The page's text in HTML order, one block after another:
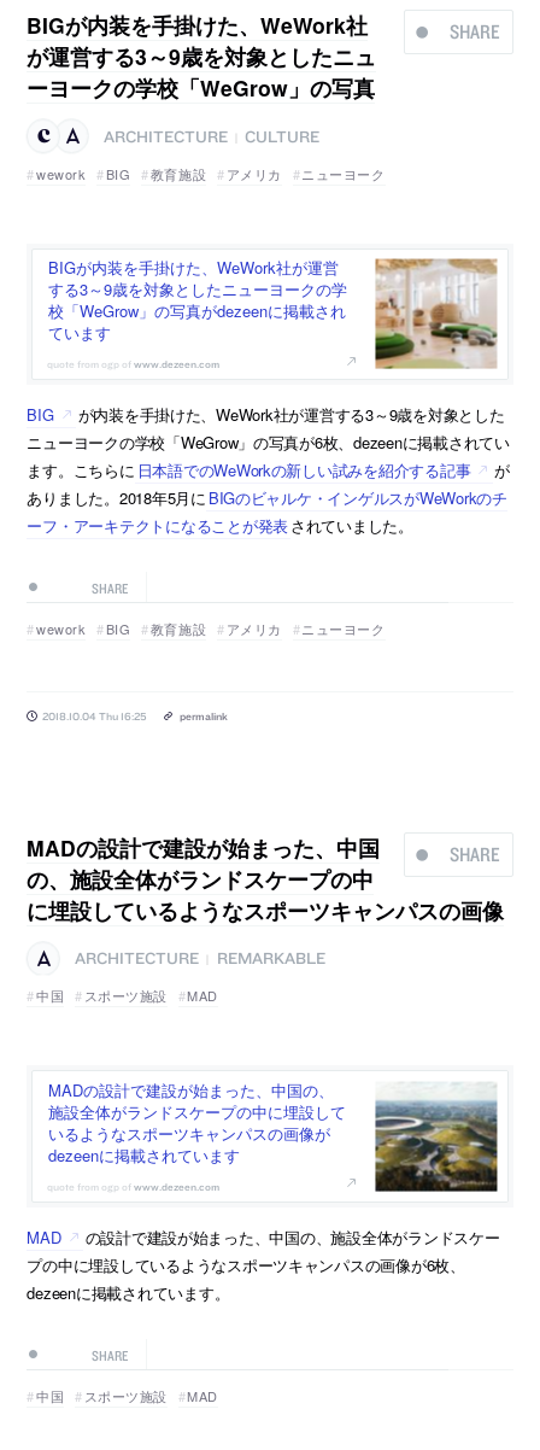
SHARE
BIGが内装を手掛けた、WeWork社
が運営する3～9歳を対象としたニュ
ーヨークの学校「WeGrow」の写真
ARCHITECTURE
CULTURE
wework
BIG 教育施設 アメリカ ニューヨーク
BIGが内装を手掛けた、WeWork社が運営
する3～9歳を対象としたニューヨークの学
校「WeGrow」の写真がdezeenに掲載され
ています
www.dezeen.com
BIG
が内装を手掛けた、WeWork社が運営する3～9歳を対象とした
ニューヨークの学校「WeGrow」の写真が6枚、dezeenに掲載されてい
ます。こちらに 日本語でのWeWorkの新しい試みを紹介する記事
が
ありました。2018年5月に BIGのビャルケ・インゲルスがWeWorkのチ
ーフ・アーキテクトになることが発表されていました。
SHARE
wework BIG 教育施設 アメリカ ニューヨーク
2018.10.04 Thu 16:25 permalink
SHARE
MADの設計で建設が始まった、中国
の、施設全体がランドスケープの中
に埋設しているようなスポーツキャンパスの画像
ARCHITECTURE
REMARKABLE
中国
スポーツ施設 MAD
MADの設計で建設が始まった、中国の、
施設全体がランドスケープの中に埋設して
いるようなスポーツキャンパスの画像が
dezeenに掲載されています
www.dezeen.com
MAD
の設計で建設が始まった、中国の、施設全体がランドスケー
プの中に埋設しているようなスポーツキャンパスの画像が6枚、
dezeenに掲載されています。
SHARE
中国 スポーツ施設 MAD